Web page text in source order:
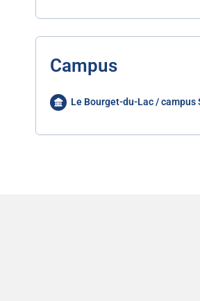
Campus
Le Bourget-du-Lac / campus